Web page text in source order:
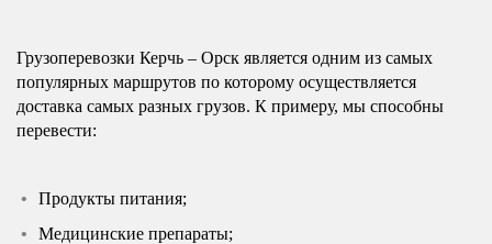
Грузоперевозки Керчь – Орск является одним из самых
популярных маршрутов по которому осуществляется
доставка самых разных грузов. К примеру, мы способны
перевести:
Продукты питания;
Медицинские препараты;